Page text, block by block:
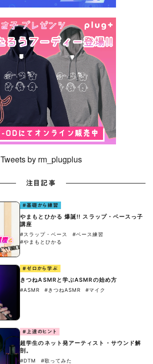
Tweets by rm_plugplus
注目記事
#基礎から練習
やまもとひかる 爆誕!! スラップ・ベースっ子
講座
#スラップ・ベース
#ベース練習
#やまもとひかる
#ゼロから学ぶ
きつねASMRと学ぶASMRの始め方
#ASMR #きつねASMR #マイク
#上達のヒント
超学生のネット発アーティスト・サウンド解
剖。
#DTM #歌ってみた